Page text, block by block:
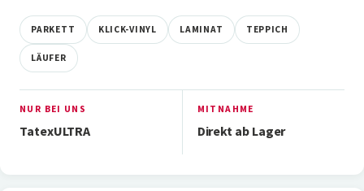
PARKETT KLICK-VINYL LAMINAT TEPPICH
LÄUFER
NUR BEI UNS
TatexULTRA
MITNAHME
Direkt ab Lager